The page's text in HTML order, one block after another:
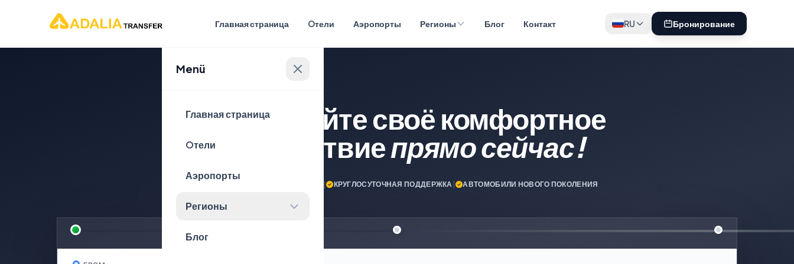
Главная страница Oтели Аэропорты Регионы Блог Контакт RU Бронирование
Menü
Главная страница
Oтели
Аэропорты
Регионы
Блог
Спланируйте своё комфортное
путешествиепрямо сейчас!
| КРУГЛОСУТОЧНАЯ ПОДДЕРЖКА | АВТОМОБИЛИ НОВОГО ПОКОЛЕНИЯ